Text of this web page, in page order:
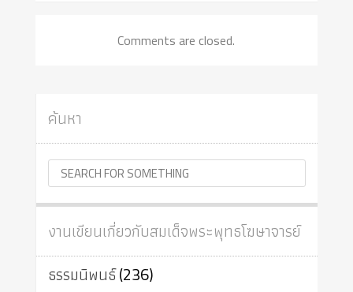
Comments are closed.
ค้นหา
งานเขียนเกี่ยวกับสมเด็จพระพุทธโฆษาจารย์
ธรรมนิพนธ์(236)